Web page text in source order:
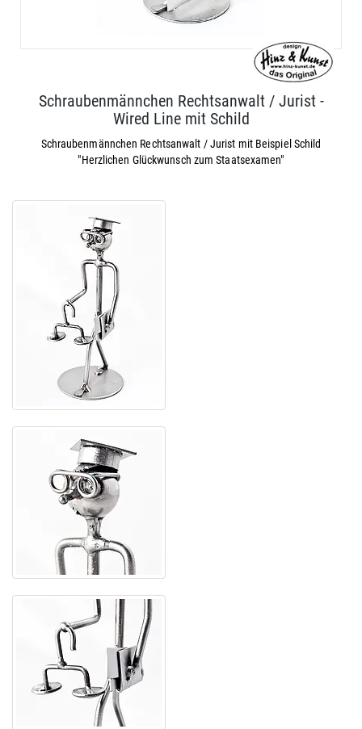
Schraubenmännchen Rechtsanwalt / Jurist -
Wired Line mit Schild
Schraubenmännchen Rechtsanwalt / Jurist mit Beispiel Schild
"Herzlichen Glückwunsch zum Staatsexamen"